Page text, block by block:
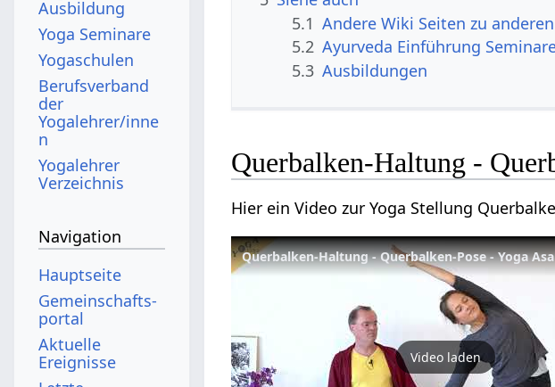
5.1 Andere Wiki Seiten zu
5.2 Ayurveda Einführung
5.3 Ausbildungen
Querbalken-Haltung -
Hier ein Video zur Yoga Stellung
Querbalken-Haltung - Querbalken-Pose - Yoga
Video laden
Ausbildung
Yoga Seminare
Yogaschulen
Berufsverband
der
Yogalehrer/inne
n
Yogalehrer
Verzeichnis
Navigation
Hauptseite
Gemeinschafts­
portal
Aktuelle
Ereignisse